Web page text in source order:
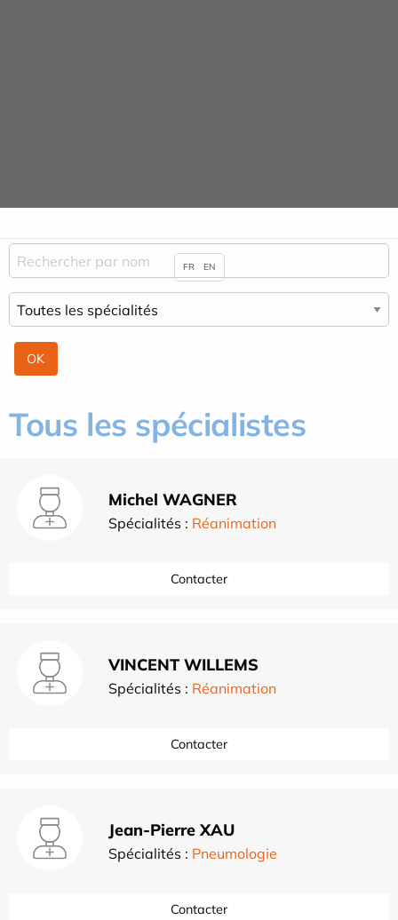
Tous les spécialistes
Michel WAGNER
Spécialités : Réanimation
Contacter
VINCENT WILLEMS
Spécialités : Réanimation
Contacter
Jean-Pierre XAU
Spécialités : Pneumologie
Contacter
FR EN